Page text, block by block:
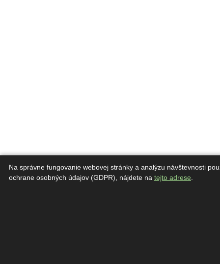
Na správne fungovanie webovej stránky a analýzu návštevnosti
ochrane osobných údajov (GDPR), nájdete na tejto adrese